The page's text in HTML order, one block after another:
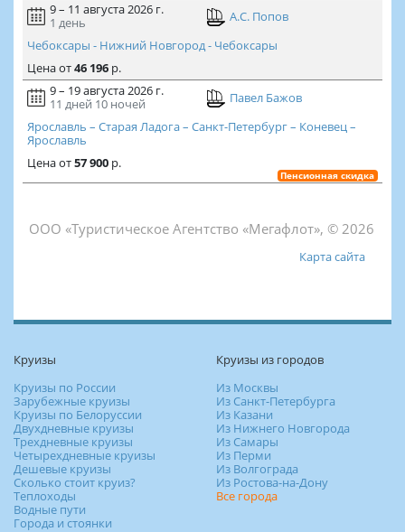
9 – 11 августа 2026 г.
1 день
А.С. Попов
Чебоксары - Нижний Новгород - Чебоксары
Ценаот46 196р.
9 – 19 августа 2026 г.
11 дней 10 ночей
Павел Бажов
Ярославль – Старая Ладога – Санкт-Петербург – Коневец –
Ярославль
Ценаот57 900р.
Пенсионная скидка
ООО «Туристическое Агентство «Мегафлот», © 2026
Карта сайта
Круизы
Круизы по России
Зарубежные круизы
Круизы по Белоруссии
Двухдневные круизы
Трехдневные круизы
Четырехдневные круизы
Дешевые круизы
Сколько стоит круиз?
Теплоходы
Водные пути
Города и стоянки
Круизы из городов
Из Москвы
Из Санкт-Петербурга
Из Казани
Из Нижнего Новгорода
Из Самары
Из Перми
Из Волгограда
Из Ростова-на-Дону
Все города